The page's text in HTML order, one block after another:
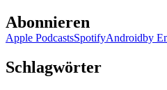
Abonnieren
Apple PodcastsSpotifyAndroidby
Schlagwörter